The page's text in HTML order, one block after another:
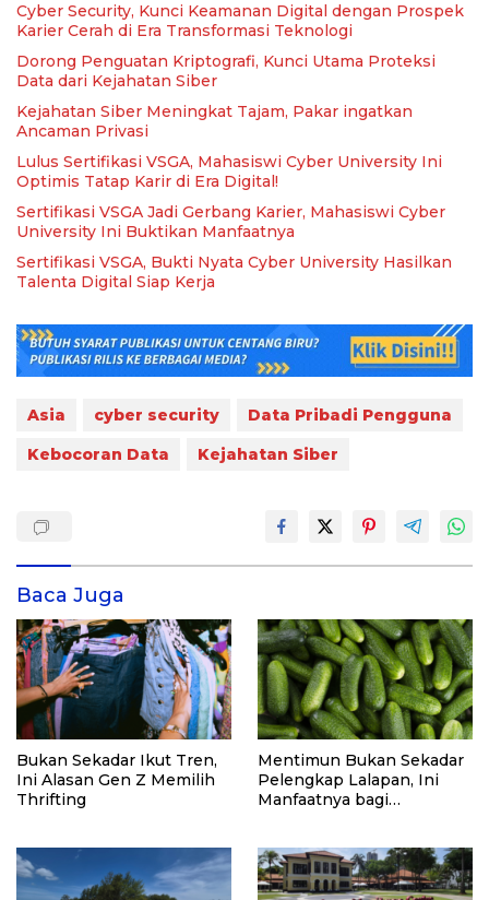
Cyber Security, Kunci Keamanan Digital dengan Prospek
Karier Cerah di Era Transformasi Teknologi
Dorong Penguatan Kriptografi, Kunci Utama Proteksi
Data dari Kejahatan Siber
Kejahatan Siber Meningkat Tajam, Pakar ingatkan
Ancaman Privasi
Lulus Sertifikasi VSGA, Mahasiswi Cyber University Ini
Optimis Tatap Karir di Era Digital!
Sertifikasi VSGA Jadi Gerbang Karier, Mahasiswi Cyber
University Ini Buktikan Manfaatnya
Sertifikasi VSGA, Bukti Nyata Cyber University Hasilkan
Talenta Digital Siap Kerja
Asia cyber security
Data Pribadi Pengguna
Kebocoran Data
Kejahatan Siber
Baca Juga
Bukan Sekadar Ikut Tren,
Ini Alasan Gen Z Memilih
Thrifting
Mentimun Bukan Sekadar
Pelengkap Lalapan, Ini
Manfaatnya bagi